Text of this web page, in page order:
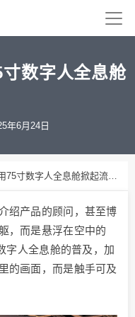
数字人全息舱
年6月24日
数字人全息舱掀起流量革命？
绍产品的顾问，甚至博
，而是悬浮在空中的
字人全息舱的普及，加
的画面，而是触手可及